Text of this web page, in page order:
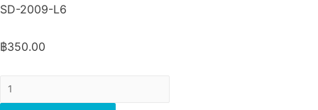
SD-2009-L6
฿350.00
Anatomic
Impression